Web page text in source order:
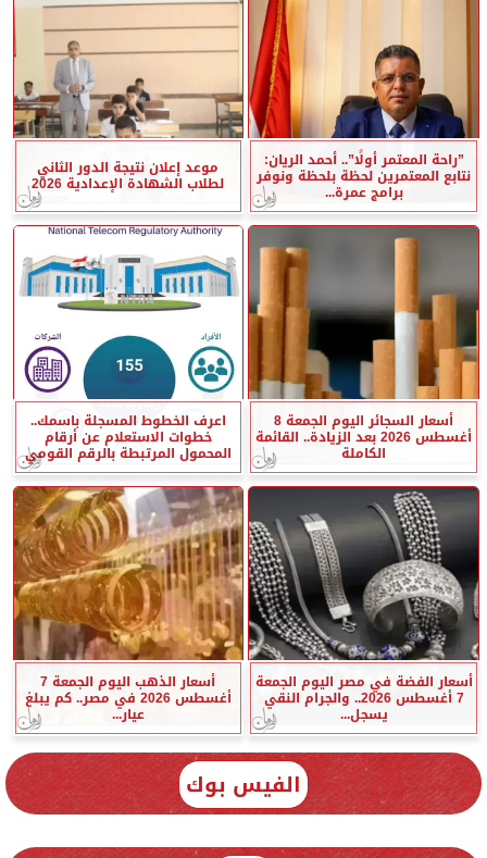
”راحة المعتمر أولًا”.. أحمد الريان:
نتابع المعتمرين لحظة بلحظة ونوفر
برامج عمرة...
موعد إعلان نتيجة الدور الثاني
لطلاب الشهادة الإعدادية 2026
أسعار السجائر اليوم الجمعة 8
أغسطس 2026 بعد الزيادة.. القائمة
الكاملة
اعرف الخطوط المسجلة باسمك..
خطوات الاستعلام عن أرقام
المحمول المرتبطة بالرقم القومي
أسعار الفضة في مصر اليوم الجمعة
7 أغسطس 2026.. والجرام النقي
يسجل...
أسعار الذهب اليوم الجمعة 7
أغسطس 2026 في مصر.. كم يبلغ
عيار...
الفيس بوك